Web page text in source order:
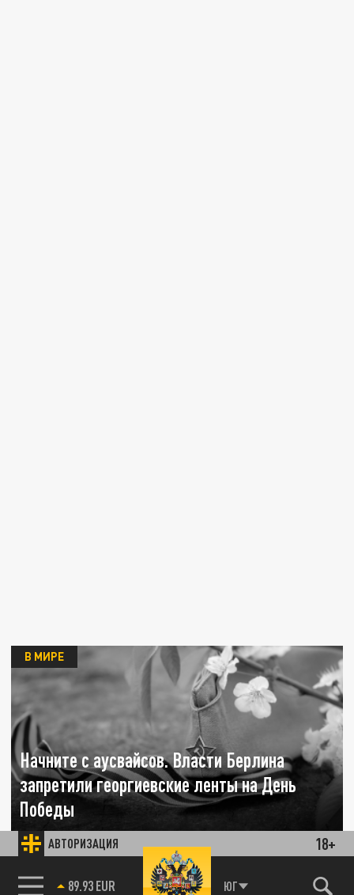
АВТОРИЗАЦИЯ 18+
85.64 BRENT ЮГ
Начните с аусвайсов. Власти Берлина
запретили георгиевские ленты на День
Победы
В МИРЕ
29 АПРЕЛЯ 13:50
Шествие "Бессмертного полка" в немецком
городе пройдёт без традиционных